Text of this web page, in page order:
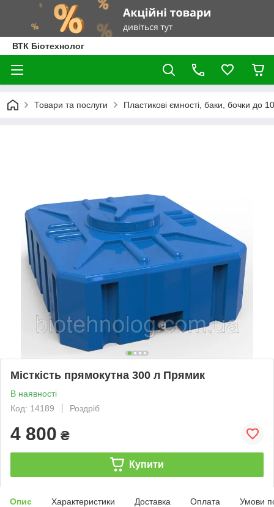
ВТК Біотехнолог
Товари та послуги Пластикові ємності, баки, бочки до
Місткість прямокутна 300 л Прямик
В наявності
Код: 14189
Роздріб
4 800 ₴
Купити
Опис Характеристики Доставка Оплата Умови